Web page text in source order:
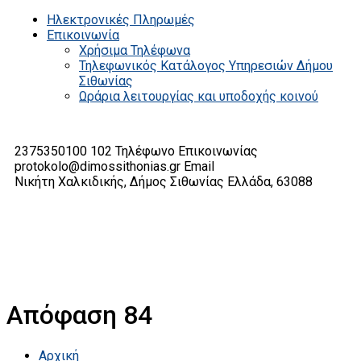
Ηλεκτρονικές Πληρωμές
Επικοινωνία
Χρήσιμα Τηλέφωνα
Τηλεφωνικός Κατάλογος Υπηρεσιών Δήμου
Σιθωνίας
Ωράρια λειτουργίας και υποδοχής κοινού
2375350100 102 Τηλέφωνο Επικοινωνίας
protokolo@dimossithonias.gr Email
Νικήτη Χαλκιδικής, Δήμος Σιθωνίας Ελλάδα, 63088
Απόφαση 84
Αρχική